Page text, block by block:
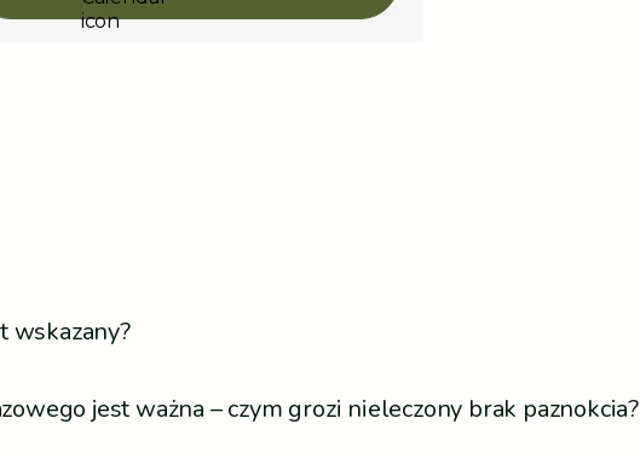
wskazany?
jest ważna – czym grozi nieleczony brak paznokcia?